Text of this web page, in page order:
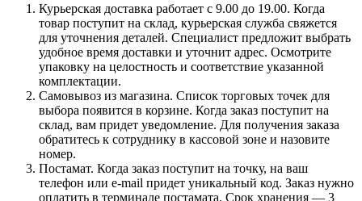
Курьерская доставка работает с 9.00 до 19.00. Когда
товар поступит на склад, курьерская служба свяжется
для уточнения деталей. Специалист предложит выбрать
удобное время доставки и уточнит адрес. Осмотрите
упаковку на целостность и соответствие указанной
комплектации.
Самовывоз из магазина. Список торговых точек для
выбора появится в корзине. Когда заказ поступит на
склад, вам придет уведомление. Для получения заказа
обратитесь к сотруднику в кассовой зоне и назовите
номер.
Постамат. Когда заказ поступит на точку, на ваш
телефон или e-mail придет уникальный код. Заказ нужно
оплатить в терминале постамата. Срок хранения — 3